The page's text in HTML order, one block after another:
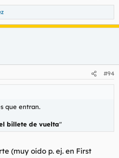
#94
que entran.
billete de vuelta"
(muy oído p. ej. en First